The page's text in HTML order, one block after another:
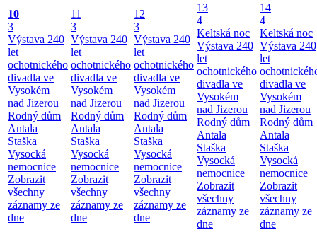
10
3
Výstava 240
let
ochotnického
divadla ve
Vysokém
nad Jizerou
Rodný dům
Antala
Staška
Vysocká
nemocnice
Zobrazit
všechny
záznamy ze
dne
11
3
Výstava 240
let
ochotnického
divadla ve
Vysokém
nad Jizerou
Rodný dům
Antala
Staška
Vysocká
nemocnice
Zobrazit
všechny
záznamy ze
dne
12
3
Výstava 240
let
ochotnického
divadla ve
Vysokém
nad Jizerou
Rodný dům
Antala
Staška
Vysocká
nemocnice
Zobrazit
všechny
záznamy ze
dne
13
4
Keltská noc
Výstava 240
let
ochotnického
divadla ve
Vysokém
nad Jizerou
Rodný dům
Antala
Staška
Vysocká
nemocnice
Zobrazit
všechny
záznamy ze
dne
14
4
Keltská noc
Výstava 240
let
divadla ve
Vysokém
nad Jizerou
Rodný dům
Antala
Staška
Vysocká
nemocnice
Zobrazit
všechny
záznamy ze
dne